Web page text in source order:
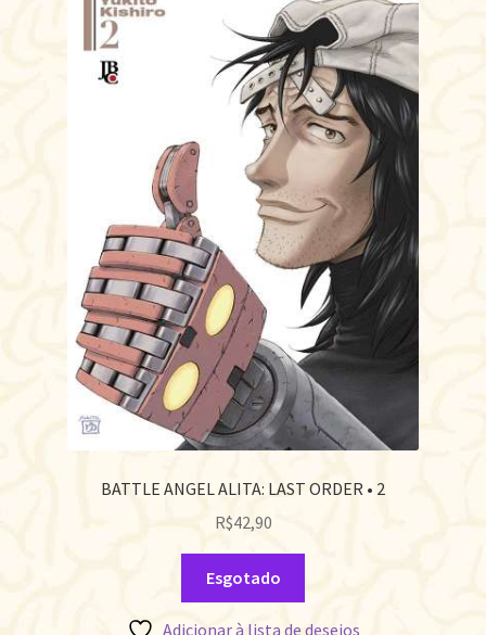
BATTLE ANGEL ALITA: LAST ORDER • 2
R$42,90
Esgotado
Adicionar à lista de desejos